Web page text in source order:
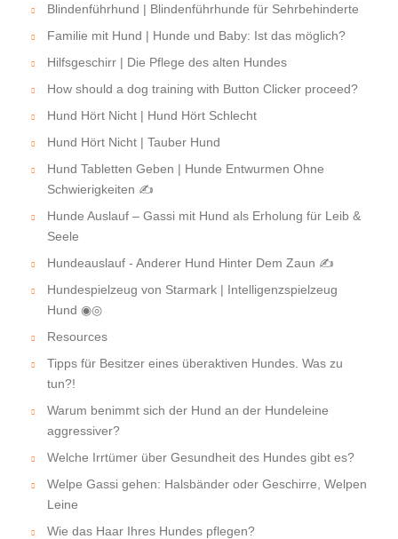
Blindenführhund | Blindenführhunde für Sehrbehinderte
Familie mit Hund | Hunde und Baby: Ist das möglich?
Hilfsgeschirr | Die Pflege des alten Hundes
How should a dog training with Button Clicker proceed?
Hund Hört Nicht | Hund Hört Schlecht
Hund Hört Nicht | Tauber Hund
Hund Tabletten Geben | Hunde Entwurmen Ohne
Schwierigkeiten ✍
Hunde Auslauf – Gassi mit Hund als Erholung für Leib &
Seele
Hundeauslauf - Anderer Hund Hinter Dem Zaun ✍
Hundespielzeug von Starmark | Intelligenzspielzeug
Hund ◉◎
Resources
Tipps für Besitzer eines überaktiven Hundes. Was zu
tun?!
Warum benimmt sich der Hund an der Hundeleine
aggressiver?
Welche Irrtümer über Gesundheit des Hundes gibt es?
Welpe Gassi gehen: Halsbänder oder Geschirre, Welpen
Leine
Wie das Haar Ihres Hundes pflegen?